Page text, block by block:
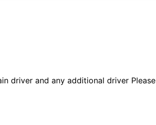
driver and any additional driver Please